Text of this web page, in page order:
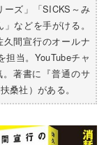
ズ」「SICKS～み
などを手がける。
間宣行のオールナ
担当。YouTubeチャ
著書に『普通のサ
桑社）がある。